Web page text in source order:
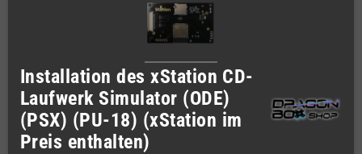
Installation des xStation CD-
Laufwerk Simulator (ODE)
(PSX) (PU-18) (xStation im
Preis enthalten)